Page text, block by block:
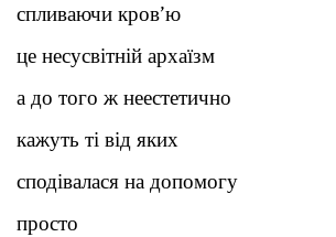
спливаючи кров’ю
це несусвітній архаїзм
а до того ж неестетично
кажуть ті від яких
сподівалася на допомогу
просто